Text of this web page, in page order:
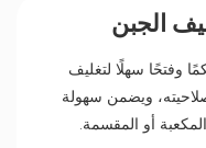
الجبن
وفتحًا سهلًا لتغليف
ويضمن سهولة
أو المقسمة.